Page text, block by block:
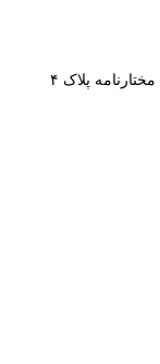
مختارنامه پلاک ۴